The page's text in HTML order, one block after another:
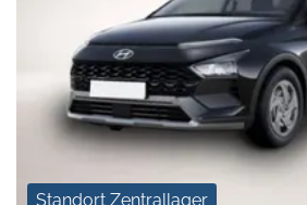
Standort Zentrallager